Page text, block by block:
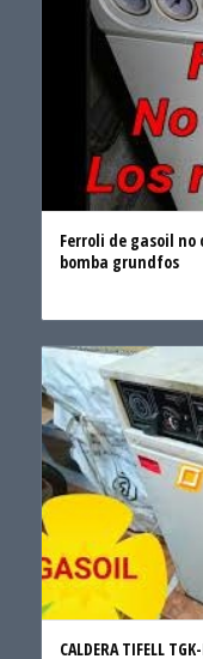
Ferroli de gasoil
bomba grundfos
CALDERA TIFELL